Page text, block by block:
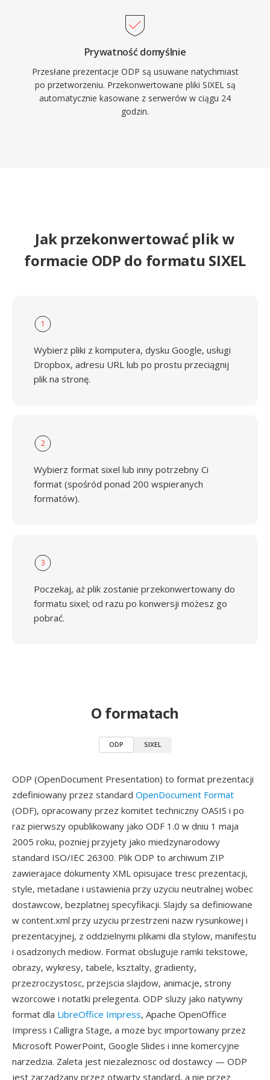
Prywatność domyślnie
Przesłane prezentacje ODP są usuwane natychmiast
po przetworzeniu. Przekonwertowane pliki SIXEL są
automatycznie kasowane z serwerów w ciągu 24
godzin.
Jak przekonwertować plik w
formacie ODP do formatu SIXEL
1
Wybierz pliki z komputera, dysku Google, usługi
Dropbox, adresu URL lub po prostu przeciągnij
plik na stronę.
2
Wybierz format sixel lub inny potrzebny Ci
format (spośród ponad 200 wspieranych
formatów).
3
Poczekaj, aż plik zostanie przekonwertowany do
formatu sixel; od razu po konwersji możesz go
pobrać.
O formatach
ODP SIXEL
ODP (OpenDocument Presentation) to format prezentacji
zdefiniowany przez standard OpenDocument Format
(ODF), opracowany przez komitet techniczny OASIS i po
raz pierwszy opublikowany jako ODF 1.0 w dniu 1 maja
2005 roku, pozniej przyjety jako miedzynarodowy
standard ISO/IEC 26300. Plik ODP to archiwum ZIP
zawierajace dokumenty XML opisujace tresc prezentacji,
style, metadane i ustawienia przy uzyciu neutralnej wobec
dostawcow, bezplatnej specyfikacji. Slajdy sa definiowane
w content.xml przy uzyciu przestrzeni nazw rysunkowej i
prezentacyjnej, z oddzielnymi plikami dla stylow, manifestu
i osadzonych mediow. Format obsluguje ramki tekstowe,
obrazy, wykresy, tabele, ksztalty, gradienty,
przezroczystosc, przejscia slajdow, animacje, strony
wzorcowe i notatki prelegenta. ODP sluzy jako natywny
format dla LibreOffice Impress, Apache OpenOffice
Impress i Calligra Stage, a moze byc importowany przez
Microsoft PowerPoint, Google Slides i inne komercyjne
narzedzia. Zaleta jest niezaleznosc od dostawcy — ODP
jest zarzadzany przez otwarty standard, a nie przez